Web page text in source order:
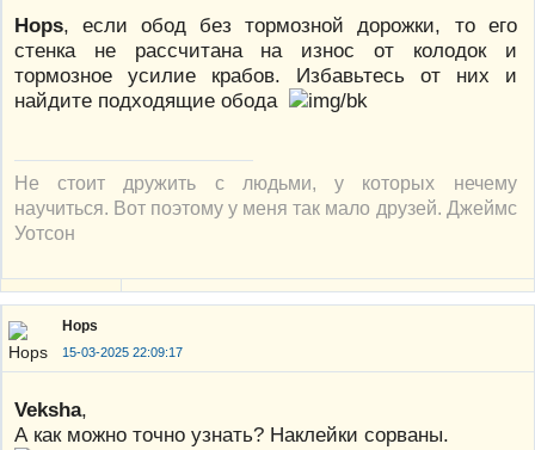
Hops, если обод без тормозной дорожки, то его
стенка не рассчитана на износ от колодок и
тормозное усилие крабов. Избавьтесь от них и
найдите подходящие обода
Не стоит дружить с людьми, у которых нечему
научиться. Вот поэтому у меня так мало друзей. Джеймс
Уотсон
Hops
15-03-2025 22:09:17
Veksha,
А как можно точно узнать? Наклейки сорваны.